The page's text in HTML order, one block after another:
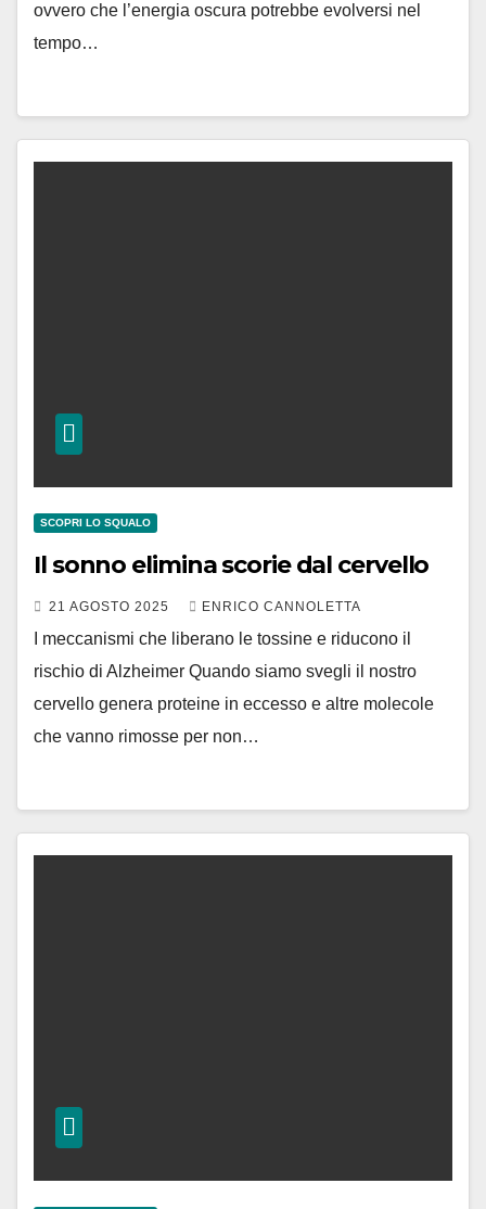
ovvero che l’energia oscura potrebbe evolversi nel
tempo…
SCOPRI LO SQUALO
Il sonno elimina scorie dal cervello
21 AGOSTO 2025 ENRICO CANNOLETTA
I meccanismi che liberano le tossine e riducono il
rischio di Alzheimer Quando siamo svegli il nostro
cervello genera proteine in eccesso e altre molecole
che vanno rimosse per non…